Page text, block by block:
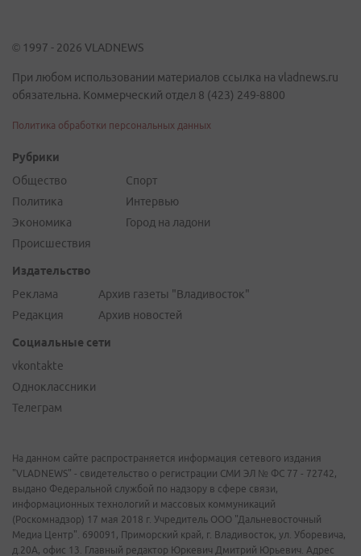
© 1997 - 2026 VLADNEWS
При любом использовании материалов ссылка на vladnews.ru
обязательна. Коммерческий отдел 8 (423) 249-8800
Политика обработки персональных данных
Рубрики
Общество
Политика
Экономика
Происшествия
Спорт
Интервью
Город на ладони
Издательство
Реклама
Редакция
Архив газеты "Владивосток"
Архив новостей
Социальные сети
vkontakte
Одноклассники
Телеграм
На данном сайте распространяется информация сетевого издания
"VLADNEWS" - свидетельство о регистрации СМИ ЭЛ № ФС 77 - 72742,
выдано Федеральной службой по надзору в сфере связи,
информационных технологий и массовых коммуникаций
(Роскомнадзор) 17 мая 2018 г. Учредитель ООО "Дальневосточный
Медиа Центр". 690091, Приморский край, г. Владивосток, ул. Уборевича,
д.20А, офис 13. Главный редактор Юркевич Дмитрий Юрьевич. Адрес